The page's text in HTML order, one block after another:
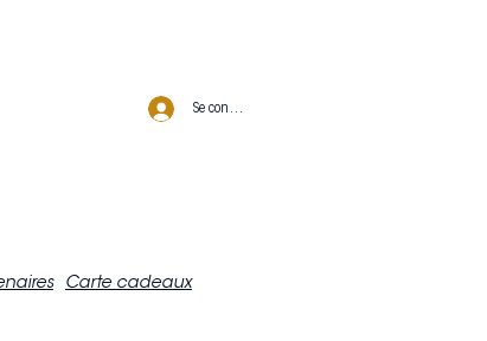
Se connecter
Carte cadeaux